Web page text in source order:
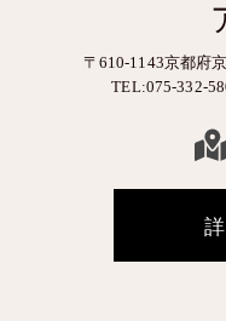
〒610‐1143京都府
TEL:075-332-